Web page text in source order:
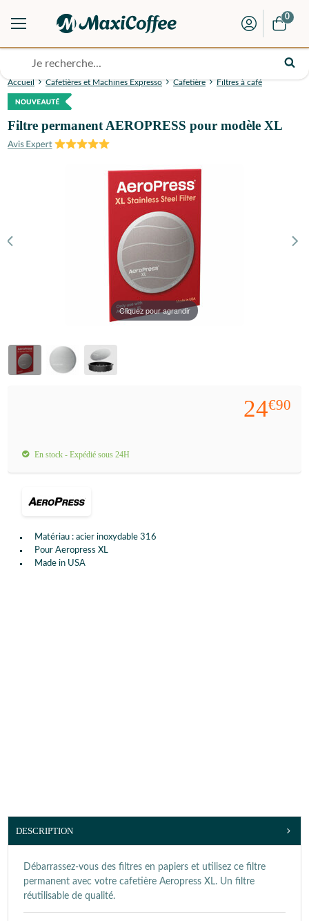
0
Accueil Cafetières et Machines Expresso Cafetière Filtres à café
Filtre permanent AEROPRESS pour modèle XL
Cliquez pour agrandir
Matériau : acier inoxydable 316
Pour Aeropress XL
Made in USA
24€90
En stock - Expédié sous 24H
DESCRIPTION
Débarrassez-vous des filtres en papiers et utilisez ce filtre
permanent avec votre cafetière Aeropress XL. Un filtre
réutilisable de qualité.